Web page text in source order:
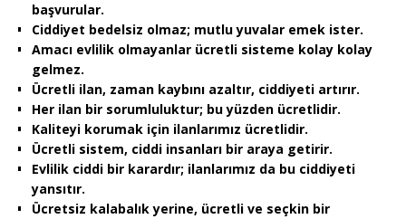
başvurular.
Ciddiyet bedelsiz olmaz; mutlu yuvalar emek ister.
Amacı evlilik olmayanlar ücretli sisteme kolay kolay
gelmez.
Ücretli ilan, zaman kaybını azaltır, ciddiyeti artırır.
Her ilan bir sorumluluktur; bu yüzden ücretlidir.
Kaliteyi korumak için ilanlarımız ücretlidir.
Ücretli sistem, ciddi insanları bir araya getirir.
Evlilik ciddi bir karardır; ilanlarımız da bu ciddiyeti
yansıtır.
Ücretsiz kalabalık yerine, ücretli ve seçkin bir